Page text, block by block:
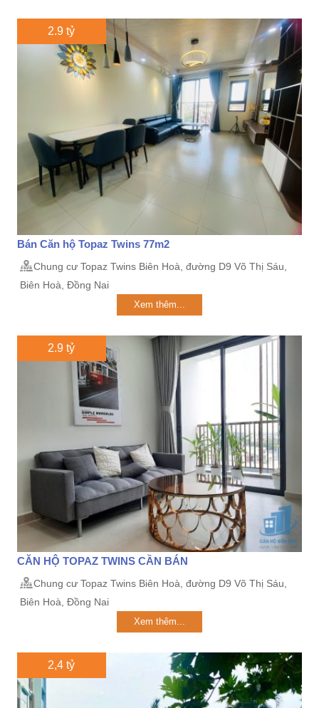
2.9 tỷ
Bán Căn hộ Topaz Twins 77m2
Chung cư Topaz Twins Biên Hoà, đường D9 Võ Thị Sáu,
Biên Hoà, Đồng Nai
Xem thêm...
2.9 tỷ
CĂN HỘ TOPAZ TWINS CẦN BÁN
Chung cư Topaz Twins Biên Hoà, đường D9 Võ Thị Sáu,
Biên Hoà, Đồng Nai
Xem thêm...
2,4 tỷ